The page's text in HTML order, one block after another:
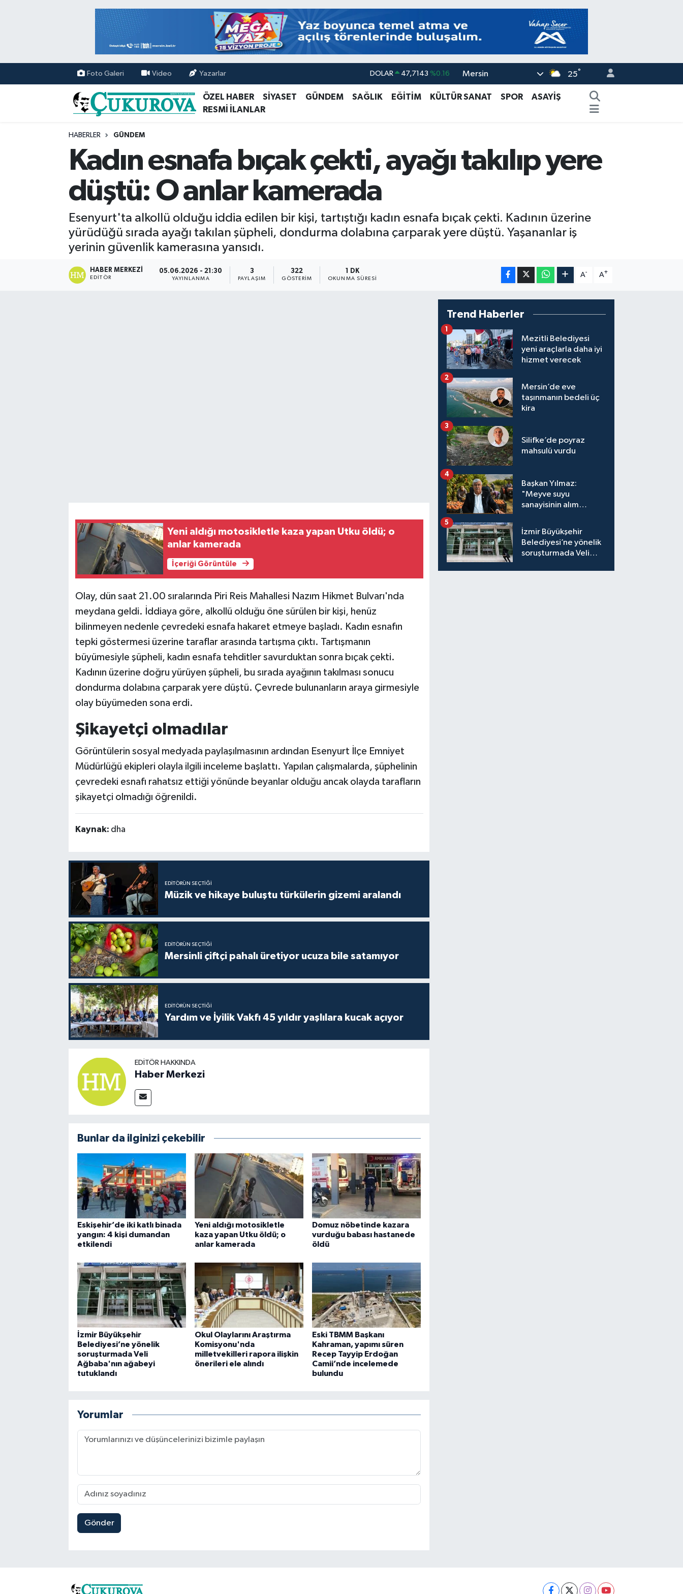
Foto Galeri Video Yazarlar EURO 55,0317 %-0.02
STERLİN 64,2463 %0.07
BITCOIN %-0.63
Mersin 25°
ÖZEL HABER SİYASET GÜNDEM SAĞLIK EĞİTİM KÜLTÜR SANAT SPOR
ASAYİŞ
RESMİ İLANLAR
HABERLER GÜNDEM
Kadın esnafa bıçak çekti, ayağı takılıp yere
düştü: O anlar kamerada
Esenyurt'ta alkollü olduğu iddia edilen bir kişi, tartıştığı kadın esnafa bıçak çekti. Kadının üzerine
yürüdüğü sırada ayağı takılan şüpheli, dondurma dolabına çarparak yere düştü. Yaşananlar iş
yerinin güvenlik kamerasına yansıdı.
HABER MERKEZI
EDITÖR
05.06.2026 - 21:30
YAYINLANMA
3
PAYLAŞIM
322
GÖSTERIM
1 DK
OKUNMA SÜRESI
A- A+
Yeni aldığı motosikletle kaza yapan Utku öldü; o
anlar kamerada
İçeriği Görüntüle
Olay, dün saat 21.00 sıralarında Piri Reis Mahallesi Nazım Hikmet Bulvarı'nda
meydana geldi. İddiaya göre, alkollü olduğu öne sürülen bir kişi, henüz
bilinmeyen nedenle çevredeki esnafa hakaret etmeye başladı. Kadın esnafın
tepki göstermesi üzerine taraflar arasında tartışma çıktı. Tartışmanın
büyümesiyle şüpheli, kadın esnafa tehditler savurduktan sonra bıçak çekti.
Kadının üzerine doğru yürüyen şüpheli, bu sırada ayağının takılması sonucu
dondurma dolabına çarparak yere düştü. Çevrede bulunanların araya girmesiyle
olay büyümeden sona erdi.
Şikayetçi olmadılar
Görüntülerin sosyal medyada paylaşılmasının ardından Esenyurt İlçe Emniyet
Müdürlüğü ekipleri olayla ilgili inceleme başlattı. Yapılan çalışmalarda, şüphelinin
çevredeki esnafı rahatsız ettiği yönünde beyanlar olduğu ancak olayda tarafların
şikayetçi olmadığı öğrenildi.
Kaynak: dha
EDITÖRÜN SEÇTIĞI
Müzik ve hikaye buluştu türkülerin gizemi aralandı
EDITÖRÜN SEÇTIĞI
Mersinli çiftçi pahalı üretiyor ucuza bile satamıyor
EDITÖRÜN SEÇTIĞI
Yardım ve İyilik Vakfı 45 yıldır yaşlılara kucak açıyor
EDITÖR HAKKINDA
Haber Merkezi
Bunlar da ilginizi çekebilir
Eskişehir’de iki katlı binada
yangın: 4 kişi dumandan
etkilendi
Yeni aldığı motosikletle
kaza yapan Utku öldü; o
anlar kamerada
Domuz nöbetinde kazara
vurduğu babası hastanede
öldü
İzmir Büyükşehir
Belediyesi’ne yönelik
soruşturmada Veli
Ağbaba'nın ağabeyi
tutuklandı
Okul Olaylarını Araştırma
Komisyonu'nda
milletvekilleri rapora ilişkin
önerileri ele alındı
Eski TBMM Başkanı
Kahraman, yapımı süren
Recep Tayyip Erdoğan
Camii’nde incelemede
bulundu
Yorumlar
Gönder
Trend Haberler
Mezitli Belediyesi
yeni araçlarla daha iyi
hizmet verecek
1
Mersin’de eve
taşınmanın bedeli üç
kira
2
Silifke’de poyraz
mahsulü vurdu
3
Başkan Yılmaz:
"Meyve suyu
sanayisinin alım
değerlendirilmeli''
4
İzmir Büyükşehir
Belediyesi’ne yönelik
soruşturmada Veli
5
Mersin Nöbetçi Eczaneler
Mersin Hava Durumu
Mersin Namaz Vakitleri
Mersin Trafik Yoğunluk Haritası
Tüm Manşetler
Son Dakika Haberleri
Haber Arşivi